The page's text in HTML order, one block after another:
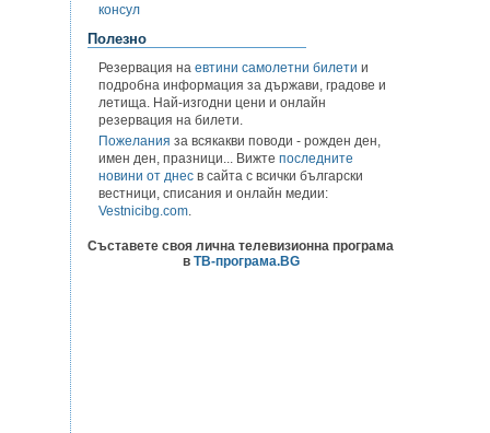
консул
Полезно
Резервация на евтини самолетни билети и
подробна информация за държави, градове и
летища. Най-изгодни цени и онлайн
резервация на билети.
Пожелания за всякакви поводи - рожден ден,
имен ден, празници... Вижте последните
новини от днес в сайта с всички български
вестници, списания и онлайн медии:
Vestnicibg.com.
Съставете своя лична телевизионна програма
в ТВ-програма.BG